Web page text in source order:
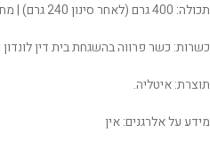
תכולה: 400 גרם (לאחר סינון 240 גרם) | מחיר ל-100 גרם: 4.47₪
כשרות: כשר פרווה בהשגחת בית דין
תוצרת: איטליה.
מידע על אלרגנים: אין